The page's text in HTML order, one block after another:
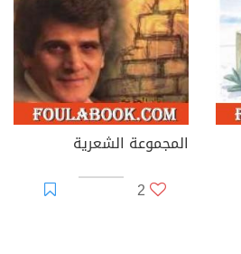
المجموعة الشعرية
2